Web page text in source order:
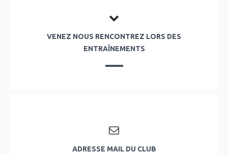
VENEZ NOUS RENCONTREZ LORS DES
ENTRAÎNEMENTS
ADRESSE MAIL DU CLUB